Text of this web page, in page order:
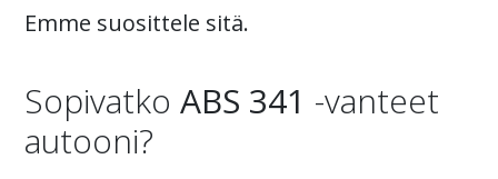
Emme suosittele sitä.
Sopivatko ABS 341 -vanteet
autooni?